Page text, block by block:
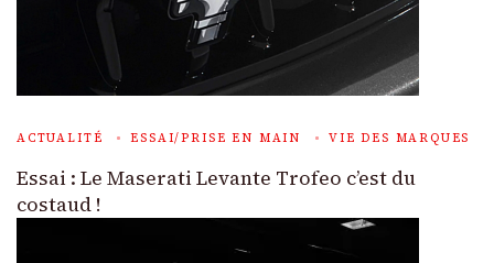
ACTUALITÉ ESSAI/PRISE EN MAIN VIE DES MARQUES
Essai : Le Maserati Levante Trofeo c’est du
costaud !